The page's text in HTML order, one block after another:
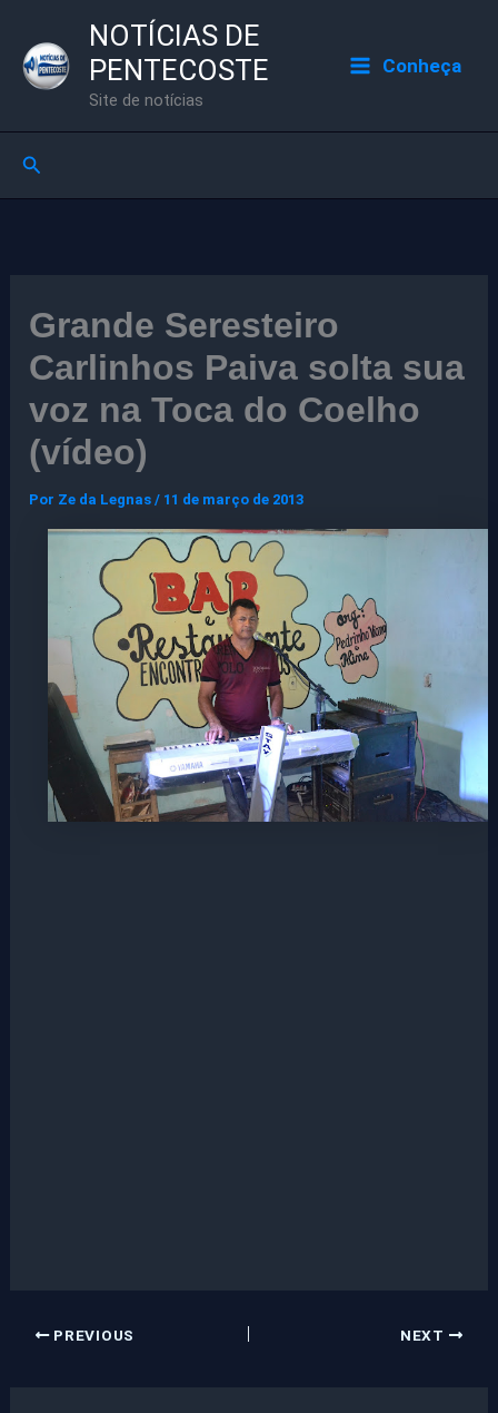
para
NOTÍCIAS DE
PENTECOSTE
Site de notícias
Conheça
Pesquisar
Grande Seresteiro
Carlinhos Paiva solta sua
voz na Toca do Coelho
(vídeo)
Por Ze da Legnas/ 11 de março de 2013
PREVIOUS NEXT